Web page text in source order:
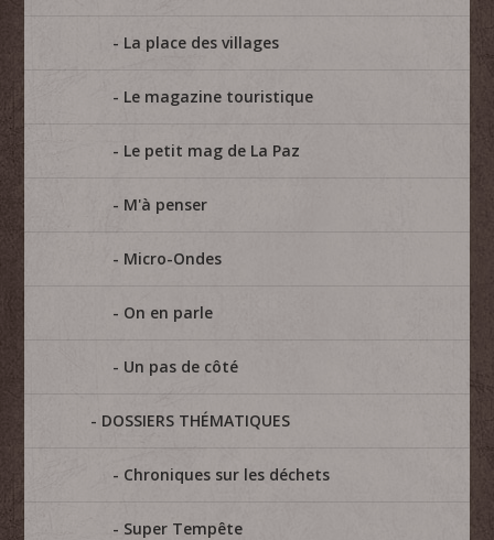
La place des villages
Le magazine touristique
Le petit mag de La Paz
M'à penser
Micro-Ondes
On en parle
Un pas de côté
DOSSIERS THÉMATIQUES
Chroniques sur les déchets
Super Tempête